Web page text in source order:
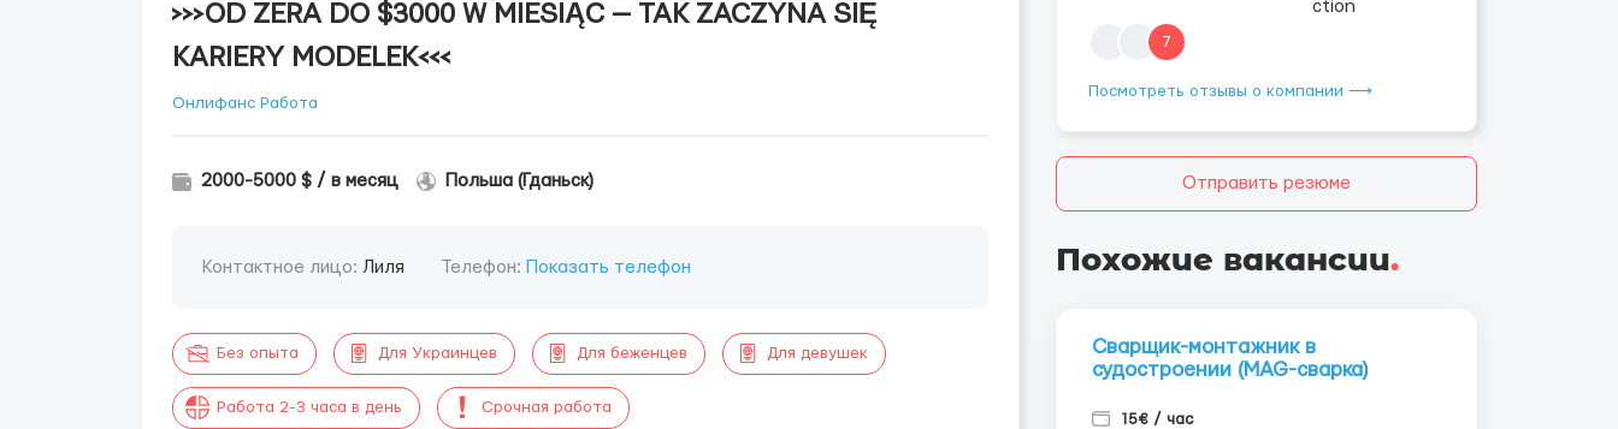
>>>OD ZERA DO $3000 W MIESIĄC — TAK ZACZYNA SIĘ
KARIERY MODELEK<<<
Онлифанс Работа
2000-5000 $ / в месяц Польша (Гданьск)
Контактное лицо: Лиля Телефон: Показать телефон
Без опыта Для Украинцев Для беженцев Для девушек
Работа 2-3 часа в день Срочная работа
7
Посмотреть отзывы о компании ⟶
Отправить резюме
Похожие вакансии.
Сварщик-монтажник в
судостроении (MAG-сварка)
15€ / час